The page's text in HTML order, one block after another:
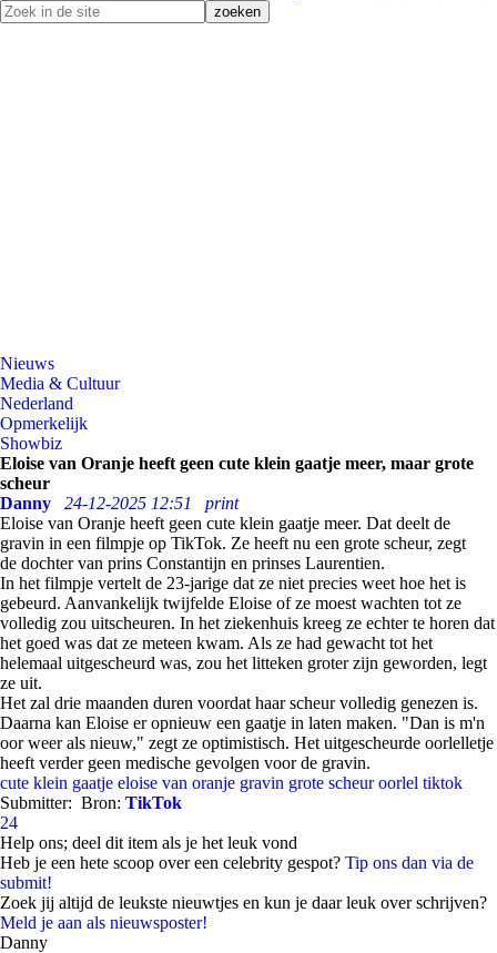
Nieuws
Media & Cultuur
Nederland
Opmerkelijk
Showbiz
Eloise van Oranje heeft geen cute klein gaatje meer, maar grote
scheur
Danny
24-12-2025 12:51
print
Eloise van Oranje heeft geen cute klein gaatje meer. Dat deelt de
gravin in een filmpje op TikTok. Ze heeft nu een grote scheur, zegt
de dochter van prins Constantijn en prinses Laurentien.
In het filmpje vertelt de 23-jarige dat ze niet precies weet hoe het is
gebeurd. Aanvankelijk twijfelde Eloise of ze moest wachten tot ze
volledig zou uitscheuren. In het ziekenhuis kreeg ze echter te horen dat
het goed was dat ze meteen kwam. Als ze had gewacht tot het
helemaal uitgescheurd was, zou het litteken groter zijn geworden, legt
ze uit.
Het zal drie maanden duren voordat haar scheur volledig genezen is.
Daarna kan Eloise er opnieuw een gaatje in laten maken. "Dan is m'n
oor weer als nieuw," zegt ze optimistisch. Het uitgescheurde oorlelletje
heeft verder geen medische gevolgen voor de gravin.
cute klein gaatje eloise van oranje gravin grote scheur oorlel tiktok
Submitter: Bron: TikTok
24
Help ons; deel dit item als je het leuk vond
Heb je een hete scoop over een celebrity gespot? Tip ons dan via de
submit!
Zoek jij altijd de leukste nieuwtjes en kun je daar leuk over schrijven?
Meld je aan als nieuwsposter!
Danny